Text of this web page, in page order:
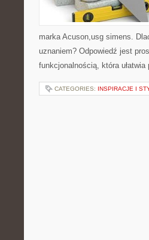
marka Acuson,usg simens.
uznaniem? Odpowiedź jest
funkcjonalnością, która
CATEGORIES: INSPIRACJE I